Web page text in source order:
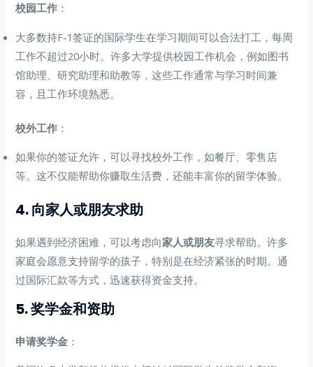
校园工作 ：
大多数持F-1签证的国际学生在学习期间可以合法打工，每周
工作不超过20小时。许多大学提供校园工作机会，例如图书
馆助理、研究助理和助教等，这些工作通常与学习时间兼
容，且工作环境熟悉。
校外工作 ：
如果你的签证允许，可以寻找校外工作，如餐厅、零售店
等。这不仅能帮助你赚取生活费，还能丰富你的留学体验。
4. 向家人或朋友求助
如果遇到经济困难，可以考虑向家人或朋友寻求帮助。许多
家庭会愿意支持留学的孩子，特别是在经济紧张的时期。通
过国际汇款等方式，迅速获得资金支持。
5. 奖学金和资助
申请奖学金 ：